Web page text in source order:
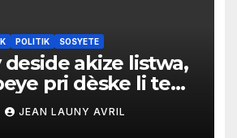
POLITIK SOSYETE
deside akize listwa,
pri dèske li te
yo” pa Mondy
JEAN LAUNY AVRIL